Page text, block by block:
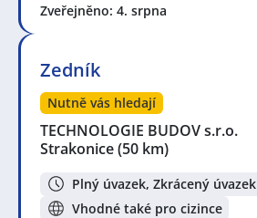
Zveřejněno: 4. srpna
Zedník
Nutně vás hledají
TECHNOLOGIE BUDOV s.r.o.
Strakonice(50 km)
Plný úvazek, Zkrácený úvazek
Vhodné také pro cizince